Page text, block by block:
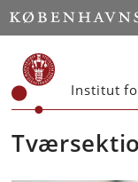
Start
Institut